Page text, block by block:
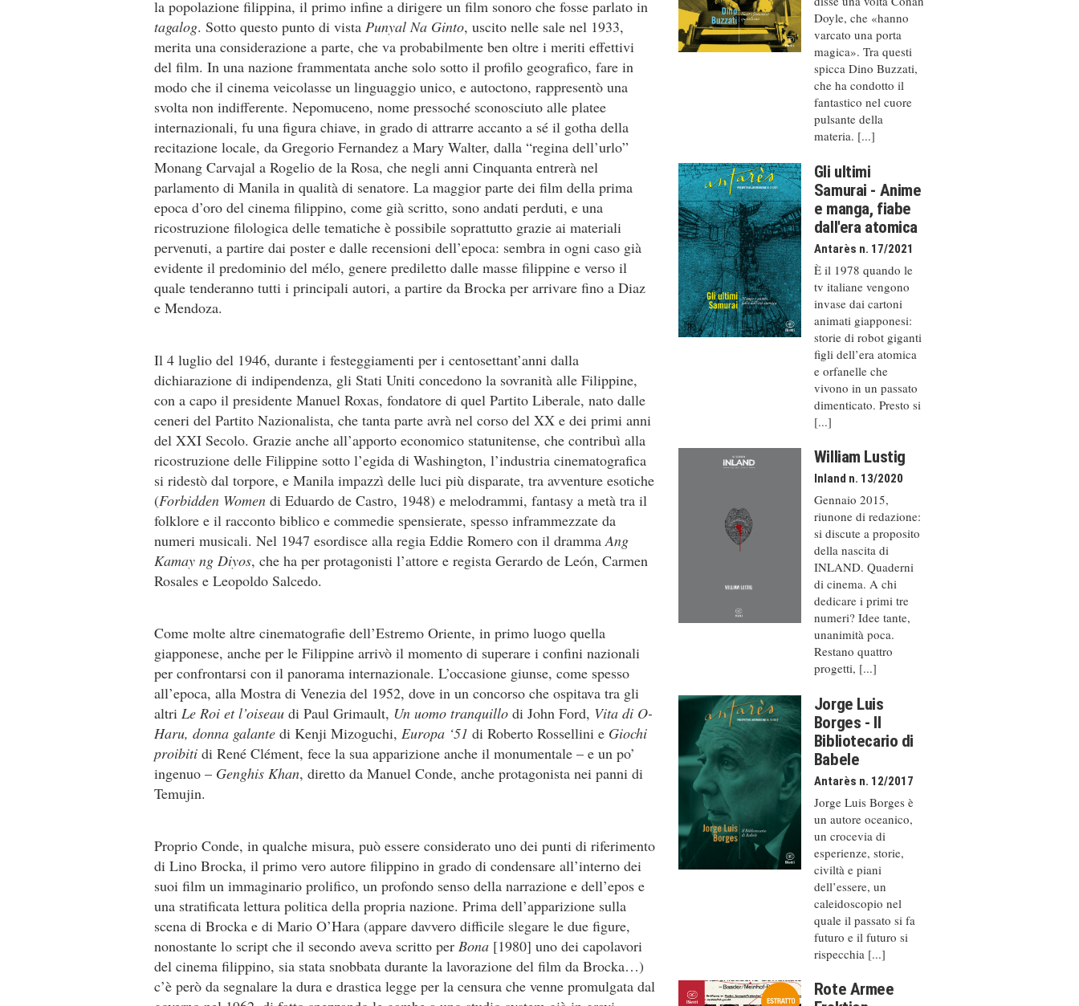
la popolazione filippina, il primo infine a dirigere un film sonoro che fosse parlato in
tagalog. Sotto questo punto di vista Punyal Na Ginto, uscito nelle sale nel 1933,
merita una considerazione a parte, che va probabilmente ben oltre i meriti effettivi
del film. In una nazione frammentata anche solo sotto il profilo geografico, fare in
modo che il cinema veicolasse un linguaggio unico, e autoctono, rappresentò una
svolta non indifferente. Nepomuceno, nome pressoché sconosciuto alle platee
internazionali, fu una figura chiave, in grado di attrarre accanto a sé il gotha della
recitazione locale, da Gregorio Fernandez a Mary Walter, dalla “regina dell’urlo”
Monang Carvajal a Rogelio de la Rosa, che negli anni Cinquanta entrerà nel
parlamento di Manila in qualità di senatore. La maggior parte dei film della prima
epoca d’oro del cinema filippino, come già scritto, sono andati perduti, e una
ricostruzione filologica delle tematiche è possibile soprattutto grazie ai materiali
pervenuti, a partire dai poster e dalle recensioni dell’epoca: sembra in ogni caso già
evidente il predominio del mélo, genere prediletto dalle masse filippine e verso il
quale tenderanno tutti i principali autori, a partire da Brocka per arrivare fino a Diaz
e Mendoza.
Il 4 luglio del 1946, durante i festeggiamenti per i centosettant’anni dalla
dichiarazione di indipendenza, gli Stati Uniti concedono la sovranità alle Filippine,
con a capo il presidente Manuel Roxas, fondatore di quel Partito Liberale, nato dalle
ceneri del Partito Nazionalista, che tanta parte avrà nel corso del XX e dei primi anni
del XXI Secolo. Grazie anche all’apporto economico statunitense, che contribuì alla
ricostruzione delle Filippine sotto l’egida di Washington, l’industria cinematografica
si ridestò dal torpore, e Manila impazzì delle luci più disparate, tra avventure esotiche
(Forbidden Women di Eduardo de Castro, 1948) e melodrammi, fantasy a metà tra il
folklore e il racconto biblico e commedie spensierate, spesso inframmezzate da
numeri musicali. Nel 1947 esordisce alla regia Eddie Romero con il drammaAng
Kamay ng Diyos, che ha per protagonisti l’attore e regista Gerardo de León, Carmen
Rosales e Leopoldo Salcedo.
Come molte altre cinematografie dell’Estremo Oriente, in primo luogo quella
giapponese, anche per le Filippine arrivò il momento di superare i confini nazionali
per confrontarsi con il panorama internazionale. L’occasione giunse, come spesso
all’epoca, alla Mostra di Venezia del 1952, dove in un concorso che ospitava tra gli
altri Le Roi et l’oiseau di Paul Grimault, Un uomo tranquillo di John Ford, Vita di O-
Haru, donna galante di Kenji Mizoguchi, Europa ‘51 di Roberto Rossellini e Giochi
proibiti di René Clément, fece la sua apparizione anche il monumentale – e un po’
ingenuo – Genghis Khan, diretto da Manuel Conde, anche protagonista nei panni di
Temujin.
Proprio Conde, in qualche misura, può essere considerato uno dei punti di riferimento
di Lino Brocka, il primo vero autore filippino in grado di condensare all’interno dei
suoi film un immaginario prolifico, un profondo senso della narrazione e dell’epos e
una stratificata lettura politica della propria nazione. Prima dell’apparizione sulla
scena di Brocka e di Mario O’Hara (appare davvero difficile slegare le due figure,
nonostante lo script che il secondo aveva scritto per Bona [1980] uno dei capolavori
del cinema filippino, sia stata snobbata durante la lavorazione del film da Brocka…)
c’è però da segnalare la dura e drastica legge per la censura che venne promulgata dal
Doyle, che «hanno
varcato una porta
magica». Tra questi
spicca Dino Buzzati,
che ha condotto il
fantastico nel cuore
pulsante della
materia. [...]
Gli ultimi
Samurai - Anime
e manga, fiabe
dall'era atomica
Antarès n. 17/2021
È il 1978 quando le
tv italiane vengono
invase dai cartoni
animati giapponesi:
storie di robot giganti
figli dell’era atomica
e orfanelle che
vivono in un passato
dimenticato. Presto si
[...]
William Lustig
Inland n. 13/2020
Gennaio 2015,
riunone di redazione:
si discute a proposito
della nascita di
INLAND. Quaderni
di cinema. A chi
dedicare i primi tre
numeri? Idee tante,
unanimità poca.
Restano quattro
progetti, [...]
Jorge Luis
Borges - Il
Bibliotecario di
Babele
Antarès n. 12/2017
Jorge Luis Borges è
un autore oceanico,
un crocevia di
esperienze, storie,
civiltà e piani
dell’essere, un
caleido­scopio nel
quale il passato si fa
futuro e il futuro si
rispecchia [...]
Rote Armee